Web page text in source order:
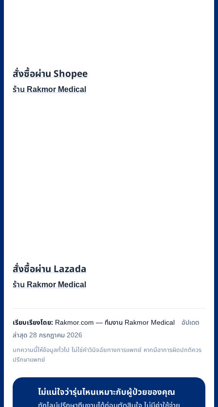
สั่งซื้อผ่าน Shopee
ร้าน Rakmor Medical
สั่งซื้อผ่าน Lazada
ร้าน Rakmor Medical
เรียบเรียงโดย: Rakmor.com — ทีมงาน Rakmor Medical
อัปเดต
ล่าสุด 28 กรกฎาคม 2026
บทความนี้ให้ข้อมูลทั่วไป ไม่ใช่คำวินิจฉัยทางการแพทย์ หากมีอาการผิดปกติควร
ปรึกษาแพทย์
ไม่แน่ใจว่ารุ่นไหนเหมาะกับผู้ป่วยของคุณ